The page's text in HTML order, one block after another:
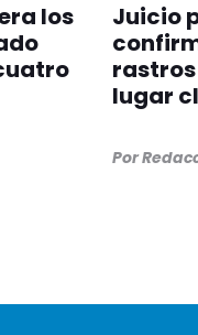
los
Juicio
rastros
lugar
Por